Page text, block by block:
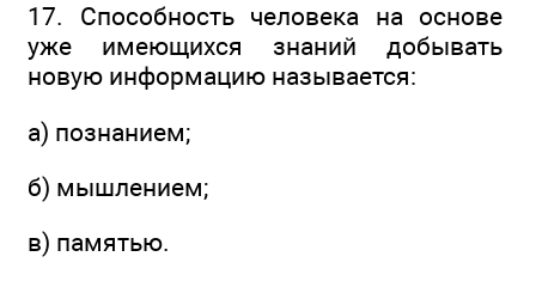
17. Способность человека на основе
уже имеющихся знаний добывать
новую информацию называется:
а) познанием;
б) мышлением;
в) памятью.